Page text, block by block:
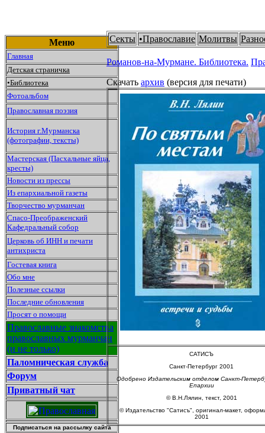
Меню
Главная
Детская страничка
•Библиотека
Фотоальбом
Православная поэзия
История г.Мурманска
(фотографии, тексты)
Мастерская (Пасхальные яйца,
кресты)
Новости из прессы
Из епархиальной газеты
Творчество мурманчан
Спасо-Преображенский
Кафедральный собор
Церковь об ИНН и печати
антихриста
Гостевая книга
Обо мне
Полезные ссылки
Последние обновления
Просят о помощи
Православные знакомства
православных мурманчан
(и не только)
Паломническая служба
Форум
Приватный чат
Подписаться на рассылку сайта
Секты •Православие Молитвы
Романов-на-Мурмане. Библиотека.
Скачать архив (версия для печати)
САТИСЪ
Санкт-Петербург 2001
Одобрено Издательским отделом Санкт-
Епархии
© В.Н.Лялин, текст, 2001
© Издательство "Сатисъ", оригинал-макет,
2001